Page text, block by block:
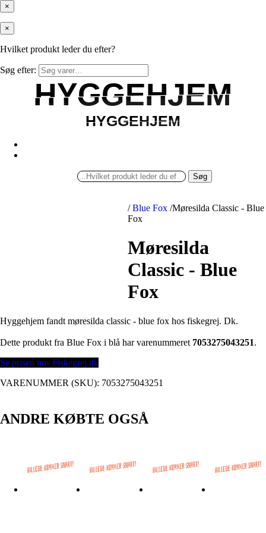
×
×
Hvilket produkt leder du efter?
Søg efter:
HYGGEHJEM
HYGGEHJEM
HYGGEHJEM
HYGGEHJEM
Søg
/ Blue Fox /Møresilda Classic - Blue
Fox
Møresilda
Classic - Blue
Fox
Hyggehjem fandt møresilda classic - blue fox hos fiskegrej. Dk.
Dette produkt fra Blue Fox i blå har varenummeret 7053275043251.
Se prisen hos Fiskegrej.dk
VARENUMMER (SKU): 7053275043251
ANDRE KØBTE OGSÅ